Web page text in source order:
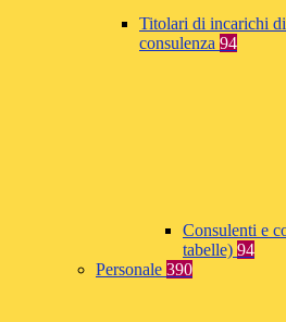
Titolari di incarichi
consulenza 94
Consulenti e
tabelle) 94
Personale 390